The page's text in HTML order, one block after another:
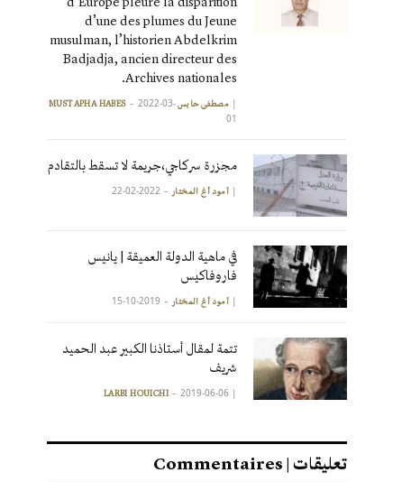
d’une des plumes du Jeune
musulman, l’historien Abdelkrim
Badjadja, ancien directeur des
Archives nationales.
| مصطفى حابس MUSTAPHA HABES2022-03-
01
مجزرة سركاجي،جريمة لا تسقط بالتقادم
| آمود أغ المختار 2022-02-22
في ماهية الدولة العميقة | يانيس
فاروفاكيس
| آمود أغ المختار 2019-10-15
تتمة لمقال أستاذنا الكبير عبد الحميد
شريف
|
LARBI HOUICHI 2019-06-06
تعليقات | Commentaires